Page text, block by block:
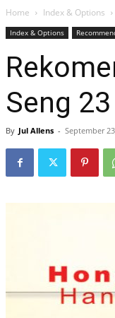
Home Index & Options
Index & Options
Seng
By Jul Allens - September